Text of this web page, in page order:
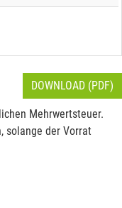
DOWNLOAD (PDF)
Mehrwertsteuer.
solange der Vorrat